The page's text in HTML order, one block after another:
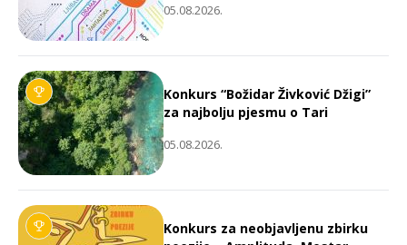
05.08.2026.
Konkurs “Božidar Živković Džigi”
za najbolju pjesmu o Tari
05.08.2026.
Konkurs za neobjavljenu zbirku